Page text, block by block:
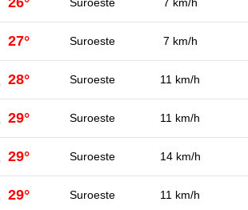
27° Suroeste 7 km/h
28° Suroeste 11 km/h
29° Suroeste 11 km/h
29° Suroeste 14 km/h
29° Suroeste 11 km/h